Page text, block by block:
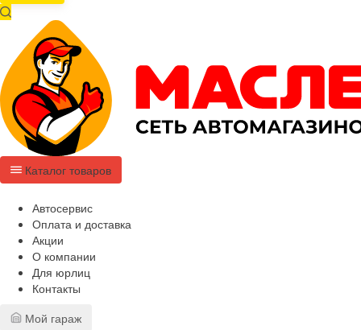
Каталог товаров
Автосервис
Оплата и доставка
Акции
О компании
Для юрлиц
Контакты
Мой гараж